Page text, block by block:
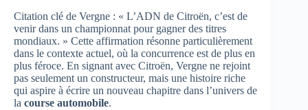
Citation clé de Vergne : « L’ADN de Citroën, c’est de
venir dans un championnat pour gagner des titres
mondiaux. » Cette affirmation résonne particulièrement
dans le contexte actuel, où la concurrence est de plus en
plus féroce. En signant avec Citroën, Vergne ne rejoint
pas seulement un constructeur, mais une histoire riche
qui aspire à écrire un nouveau chapitre dans l’univers de
la course automobile.